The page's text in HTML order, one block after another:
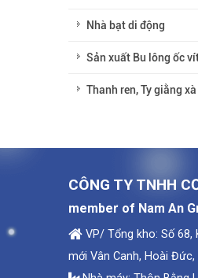
Nhà bạt di động
Sản xuất Bu lông ốc
Thanh ren, Ty giằng
CÔNG TY TNHH
member of Nam An
VP/ Tổng kho: Số 68,
mới Vân Canh, Hoài Đức,